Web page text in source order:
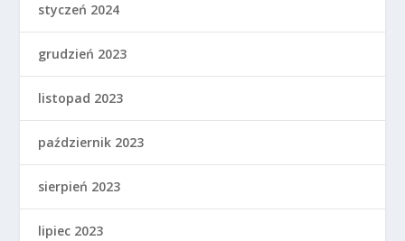
styczeń 2024
grudzień 2023
listopad 2023
październik 2023
sierpień 2023
lipiec 2023